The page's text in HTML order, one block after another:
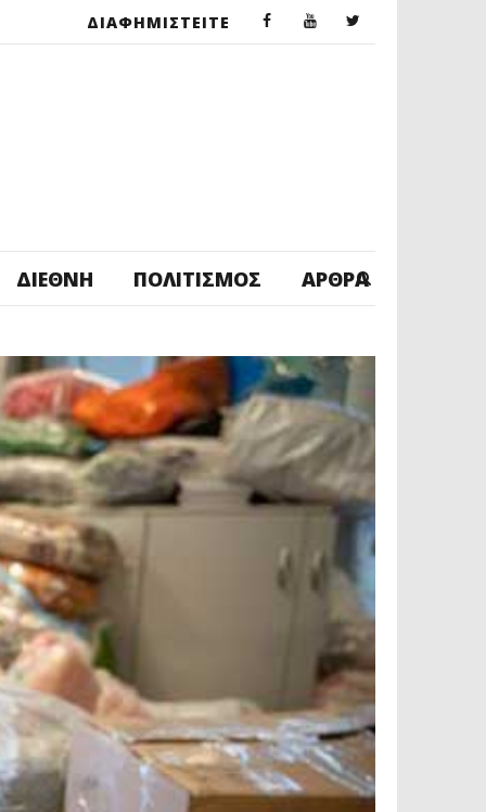
ΔΙΑΦΗΜΙΣΤΕΙΤΕ
ΔΙΕΘΝΉ ΠΟΛΙΤΙΣΜΌΣ ΆΡΘΡΑ